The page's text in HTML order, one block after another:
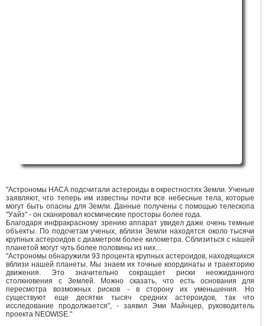
"Астрономы НАСА подсчитали астероиды в окрестностях Земли. Ученые
заявляют, что теперь им известны почти все небесные тела, которые
могут быть опасны для Земли. Данные получены с помощью телескопа
"Уайз" - он сканировал космические просторы более года.
Благодаря инфракрасному зрению аппарат увидел даже очень темные
объекты. По подсчетам ученых, вблизи Земли находятся около тысячи
крупных астероидов с диаметром более километра. Сблизиться с нашей
планетой могут чуть более половины из них...
"Астрономы обнаружили 93 процента крупных астероидов, находящихся
вблизи нашей планеты. Мы знаем их точные координаты и траекторию
движения. Это значительно сокращает риски неожиданного
столкновения с Землей. Можно сказать, что есть основания для
пересмотра возможных рисков - в сторону их уменьшения. Но
существуют еще десятки тысяч средних астероидов, так что
исследование продолжается", - заявил Эми Майнцер, руководитель
проекта NEOWISE."